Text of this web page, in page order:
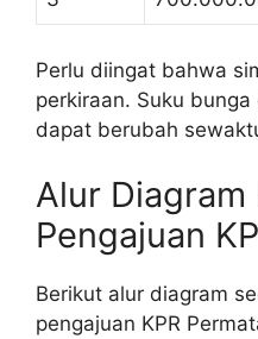
Perlu diingat bahwa
perkiraan. Suku
dapat berubah
Alur Diagram
Pengajuan
Berikut alur diagram
pengajuan KPR